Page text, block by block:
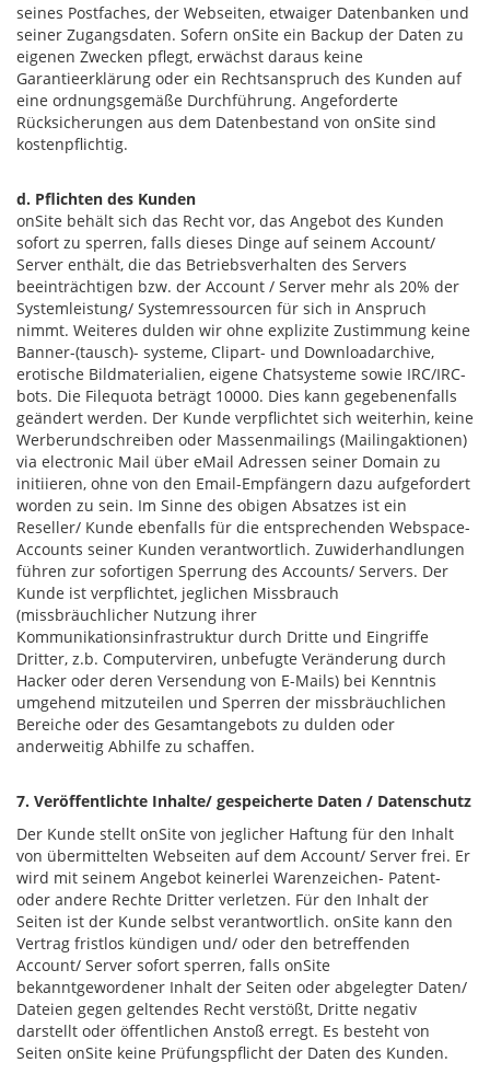
seines Postfaches, der Webseiten, etwaiger Datenbanken und
seiner Zugangsdaten. Sofern onSite ein Backup der Daten zu
eigenen Zwecken pflegt, erwächst daraus keine
Garantieerklärung oder ein Rechtsanspruch des Kunden auf
eine ordnungsgemäße Durchführung. Angeforderte
Rücksicherungen aus dem Datenbestand von onSite sind
kostenpflichtig.
d. Pflichten des Kunden
onSite behält sich das Recht vor, das Angebot des Kunden
sofort zu sperren, falls dieses Dinge auf seinem Account/
Server enthält, die das Betriebsverhalten des Servers
beeinträchtigen bzw. der Account / Server mehr als 20% der
Systemleistung/ Systemressourcen für sich in Anspruch
nimmt. Weiteres dulden wir ohne explizite Zustimmung keine
Banner-(tausch)- systeme, Clipart- und Downloadarchive,
erotische Bildmaterialien, eigene Chatsysteme sowie IRC/IRC-
bots. Die Filequota beträgt 10000. Dies kann gegebenenfalls
geändert werden. Der Kunde verpflichtet sich weiterhin, keine
Werberundschreiben oder Massenmailings (Mailingaktionen)
via electronic Mail über eMail Adressen seiner Domain zu
initiieren, ohne von den Email-Empfängern dazu aufgefordert
worden zu sein. Im Sinne des obigen Absatzes ist ein
Reseller/ Kunde ebenfalls für die entsprechenden Webspace-
Accounts seiner Kunden verantwortlich. Zuwiderhandlungen
führen zur sofortigen Sperrung des Accounts/ Servers. Der
Kunde ist verpflichtet, jeglichen Missbrauch
(missbräuchlicher Nutzung ihrer
Kommunikationsinfrastruktur durch Dritte und Eingriffe
Dritter, z.b. Computerviren, unbefugte Veränderung durch
Hacker oder deren Versendung von E-Mails) bei Kenntnis
umgehend mitzuteilen und Sperren der missbräuchlichen
Bereiche oder des Gesamtangebots zu dulden oder
anderweitig Abhilfe zu schaffen.
7. Veröffentlichte Inhalte/ gespeicherte Daten / Datenschutz
Der Kunde stellt onSite von jeglicher Haftung für den Inhalt
von übermittelten Webseiten auf dem Account/ Server frei. Er
wird mit seinem Angebot keinerlei Warenzeichen- Patent-
oder andere Rechte Dritter verletzen. Für den Inhalt der
Seiten ist der Kunde selbst verantwortlich. onSite kann den
Vertrag fristlos kündigen und/ oder den betreffenden
Account/ Server sofort sperren, falls onSite
bekanntgewordener Inhalt der Seiten oder abgelegter Daten/
Dateien gegen geltendes Recht verstößt, Dritte negativ
darstellt oder öffentlichen Anstoß erregt. Es besteht von
Seiten onSite keine Prüfungspflicht der Daten des Kunden.